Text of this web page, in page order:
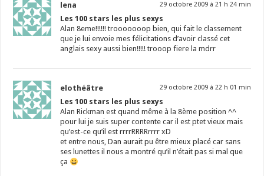
lena 29 octobre 2009 à 21 h 24 min
Les 100 stars les plus sexys
Alan 8eme!!!!!! trooooooop bien, qui fait le classement
que je lui envoie mes félicitations d’avoir classé cet
anglais sexy aussi bien!!!!! trooop fiere la mdrr
elothéâtre 29 octobre 2009 à 22 h 01 min
Les 100 stars les plus sexys
Alan Rickman est quand même à la 8ème position ^^
pour lui je suis super contente car il est ptet vieux mais
qu’est-ce qu’il est rrrrRRRRrrrr xD
et entre nous, Dan aurait pu être mieux placé car sans
ses lunettes il nous a montré qu’il n’était pas si mal que
ça